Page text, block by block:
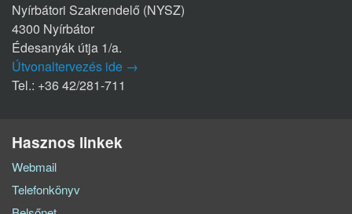
Nyírbátori Szakrendelő (NYSZ)
4300 Nyírbátor
Édesanyák útja 1/a.
Útvonaltervezés ide →
Tel.: +36 42/281-711
Hasznos linkek
Webmail
Telefonkönyv